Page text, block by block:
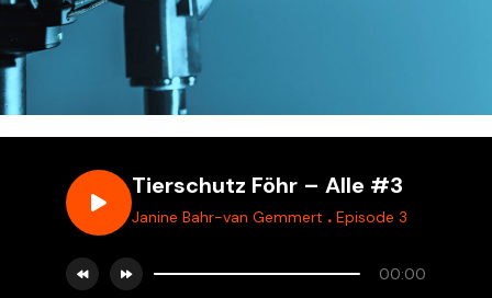
Tierschutz Föhr – Alle #3
Janine Bahr-van Gemmert . Episode 3
00:00